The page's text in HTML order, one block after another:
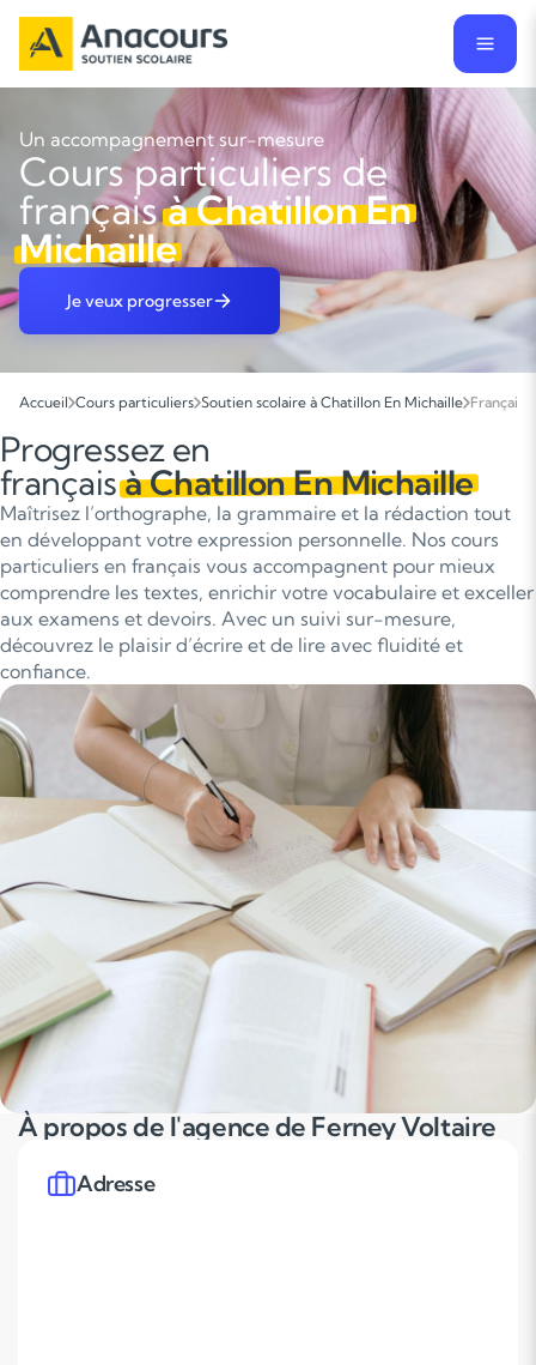
Un accompagnement sur-mesure
Cours particuliers de
françaisà Chatillon En
Michaille
Je veux progresser
Accueil Cours particuliers Soutien scolaire à Chatillon En Michaille Français
Progressez en
françaisà Chatillon En Michaille
Maîtrisez l’orthographe, la grammaire et la rédaction tout
en développant votre expression personnelle. Nos cours
particuliers en français vous accompagnent pour mieux
comprendre les textes, enrichir votre vocabulaire et exceller
aux examens et devoirs. Avec un suivi sur-mesure,
découvrez le plaisir d’écrire et de lire avec fluidité et
confiance.
À propos de l'agence de Ferney Voltaire
Adresse